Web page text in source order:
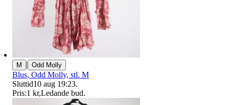
M | Odd Molly
Blus, Odd Molly, stl. M
Sluttid10 aug 19:23.
Pris:1 kr,Ledande bud.